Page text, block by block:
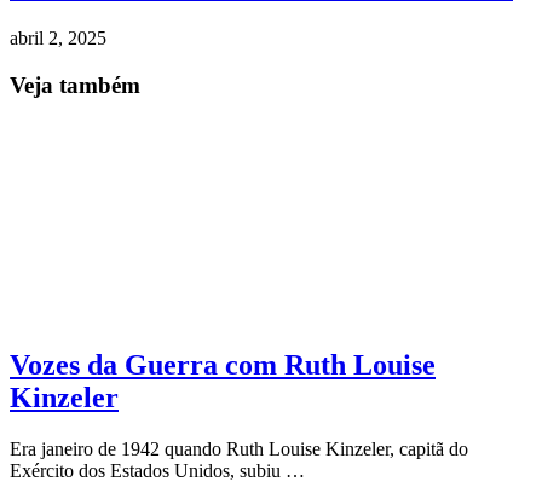
abril 2, 2025
Veja também
Vozes da Guerra com Ruth Louise
Kinzeler
Era janeiro de 1942 quando Ruth Louise Kinzeler, capitã do
Exército dos Estados Unidos, subiu …